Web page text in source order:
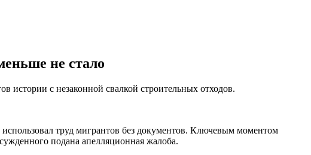
не стало
истории с незаконной свалкой строительных отходов.
труд мигрантов без документов. Ключевым моментом
подана апелляционная жалоба.